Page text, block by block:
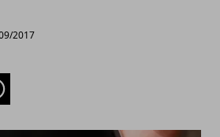
2017